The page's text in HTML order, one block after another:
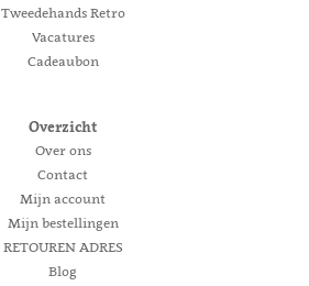
Tweedehands Retro
Vacatures
Cadeaubon
Overzicht
Over ons
Contact
Mijn account
Mijn bestellingen
RETOUREN ADRES
Blog